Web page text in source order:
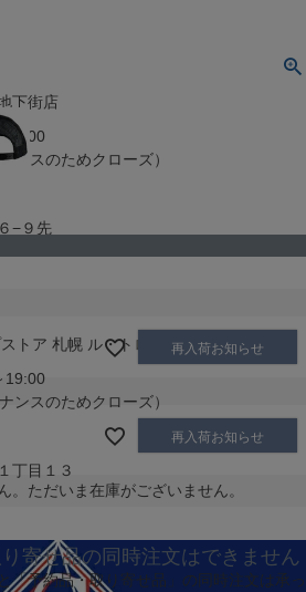
下街店
19:00
ンスのためクローズ）
−９先
トア 札幌 ル・トロワ店
19:00
ンスのためクローズ）
丁目１３
再入荷お知らせ
再入荷お知らせ
。ただいま在庫がございません。
寄せ品の同時注文はできません
と「予約品・取り寄せ品」 の同時注文は承っ